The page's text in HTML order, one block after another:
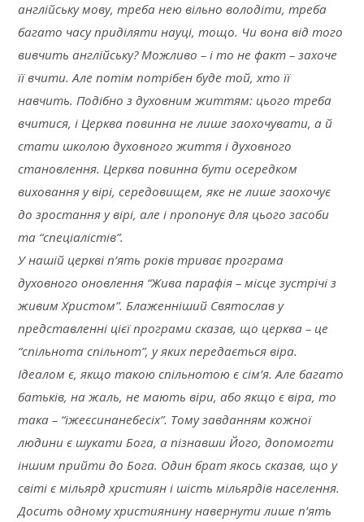
англійську мову, треба нею вільно володіти, треба
багато часу приділяти науці, тощо. Чи вона від того
вивчить англійську? Можливо – і то не факт – захоче
її вчити. Але потім потрібен буде той, хто її
навчить. Подібно з духовним життям: цього треба
вчитися, і Церква повинна не лише заохочувати, а й
стати школою духовного життя і духовного
становлення. Церква повинна бути осередком
виховання у вірі, середовищем, яке не лише заохочує
до зростання у вірі, але і пропонує для цього засоби
та “спеціалістів”.
У нашій церкві п’ять років триває програма
духовного оновлення “Жива парафія – місце зустрічі з
живим Христом”. Блаженніший Святослав у
представленні цієї програми сказав, що церква – це
“спільнота спільнот”, у яких передається віра.
Ідеалом є, якщо такою спільнотою є сім’я. Але багато
батьків, на жаль, не мають віри, або якщо є віра, то
така – “іжеєсинанебесіх”. Тому завданням кожної
людини є шукати Бога, а пізнавши Його, допомогти
іншим прийти до Бога. Один брат якось сказав, що у
світі є мільярд християн і шість мільярдів населення.
Досить одному християнину навернути лише п’ять